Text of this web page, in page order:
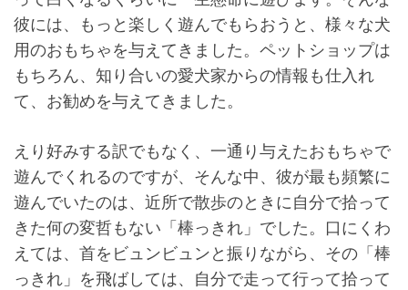
彼には、もっと楽しく遊んでもらおうと、様々な犬
用のおもちゃを与えてきました。ペットショップは
もちろん、知り合いの愛犬家からの情報も仕入れ
て、お勧めを与えてきました。
えり好みする訳でもなく、一通り与えたおもちゃで
遊んでくれるのですが、そんな中、彼が最も頻繁に
遊んでいたのは、近所で散歩のときに自分で拾って
きた何の変哲もない「棒っきれ」でした。口にくわ
えては、首をビュンビュンと振りながら、その「棒
っきれ」を飛ばしては、自分で走って行って拾って